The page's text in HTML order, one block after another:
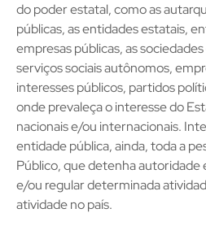
do poder estatal, como as
públicas, as entidades estatais,
empresas públicas, as
serviços sociais autônomos,
interesses públicos, partidos
onde prevaleça o interesse do
nacionais e/ou internacionais.
entidade pública, ainda, toda a
Público, que detenha autoridade
e/ou regular determinada
atividade no país.